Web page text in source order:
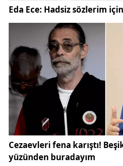
bir sonucu olarak hediye
Ziyaret sırasında konuşan
Şimşek, sürecin nasıl
“Bu fikir, çocuklarımızı
kayarken sosyal medyada
görüntüler bizi buraya getirdi.
sevincine ortak olalım. Burada
kızak dağıtmak değil;
birlikte hareket etmenin en
birini sergilemek.”